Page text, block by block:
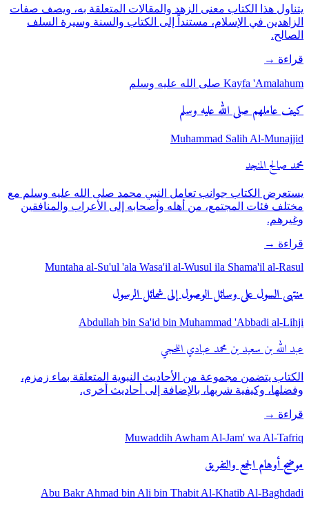
يتناول هذا الكتاب معنى الزهد والمقالات المتعلقة به، ويصف صفات
الزاهدين في الإسلام، مستنداً إلى الكتاب والسنة وسيرة السلف
الصالح.
قراءة →
Kayfa 'Amalahum صلى الله عليه وسلم
كيف عاملهم صلى الله عليه وسلم
Muhammad Salih Al-Munajjid
محمد صالح المنجد
يستعرض الكتاب جوانب تعامل النبي محمد صلى الله عليه وسلم مع
مختلف فئات المجتمع، من أهله وأصحابه إلى الأعراب والمنافقين
وغيرهم.
قراءة →
Muntaha al-Su'ul 'ala Wasa'il al-Wusul ila Shama'il al-Rasul
منتهى السول على وسائل الوصول إلى شمائل الرسول
Abdullah bin Sa'id bin Muhammad 'Abbadi al-Lihji
عبد الله بن سعيد بن محمد عبادي اللحجي
الكتاب يتضمن مجموعة من الأحاديث النبوية المتعلقة بماء زمزم،
وفضلها، وكيفية شربها، بالإضافة إلى أحاديث أخرى.
قراءة →
Muwaddih Awham Al-Jam' wa Al-Tafriq
موضح أوهام الجمع والتفريق
Abu Bakr Ahmad bin Ali bin Thabit Al-Khatib Al-Baghdadi